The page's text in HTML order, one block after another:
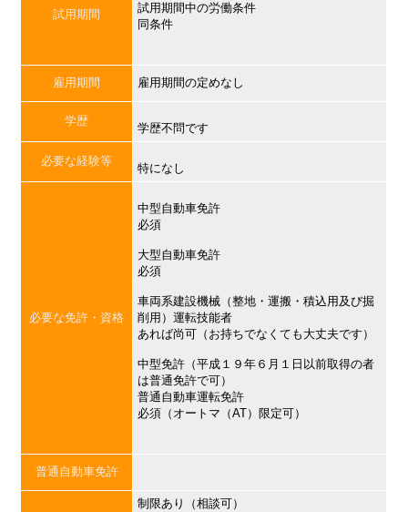
試用期間
試用期間中の労働条件
同条件
雇用期間 雇用期間の定めなし
学歴
学歴不問です
必要な経験等
特になし
必要な免許・資格
中型自動車免許
必須
大型自動車免許
必須
車両系建設機械（整地・運搬・積込用及び掘
削用）運転技能者
あれば尚可（お持ちでなくても大丈夫です）
中型免許（平成１９年６月１日以前取得の者
は普通免許で可）
普通自動車運転免許
必須（オートマ（AT）限定可）
普通自動車免許
制限あり（相談可）